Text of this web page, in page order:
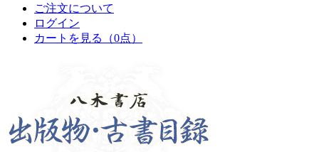
ご注文について
ログイン
カートを見る
（0点）